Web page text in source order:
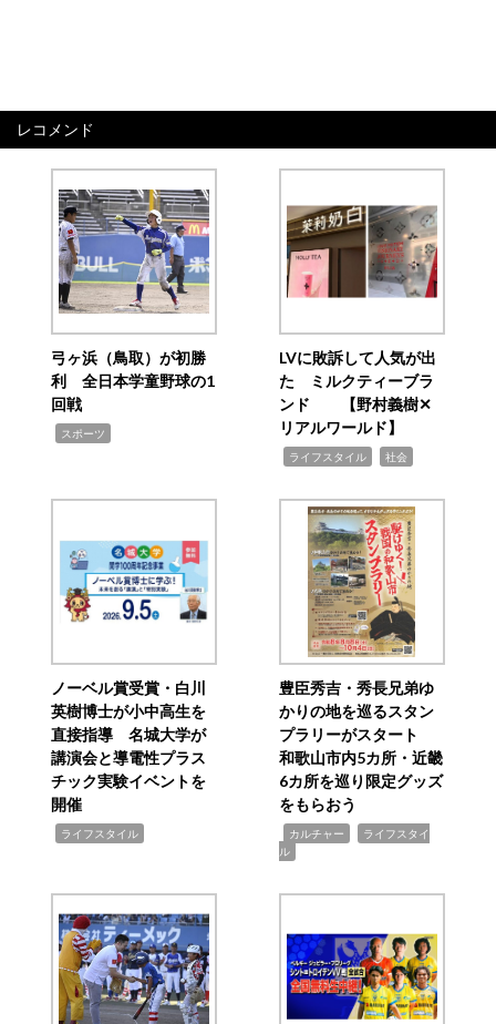
レコメンド
弓ヶ浜（鳥取）が初勝
利 全日本学童野球の1
回戦
スポーツ
LVに敗訴して人気が出
た ミルクティーブラ
ンド 【野村義樹✕
リアルワールド】
ライフスタイル 社会
ノーベル賞受賞・白川
英樹博士が小中高生を
直接指導 名城大学が
講演会と導電性プラス
チック実験イベントを
開催
ライフスタイル
豊臣秀吉・秀長兄弟ゆ
かりの地を巡るスタン
プラリーがスタート
和歌山市内5カ所・近畿
6カ所を巡り限定グッズ
をもらおう
カルチャー
ライフスタイ
ル